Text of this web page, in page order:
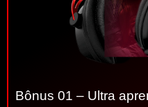
Bônus 01 – Ultra